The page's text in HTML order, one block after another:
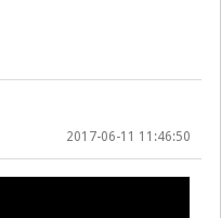
2017-06-11 11:46:50